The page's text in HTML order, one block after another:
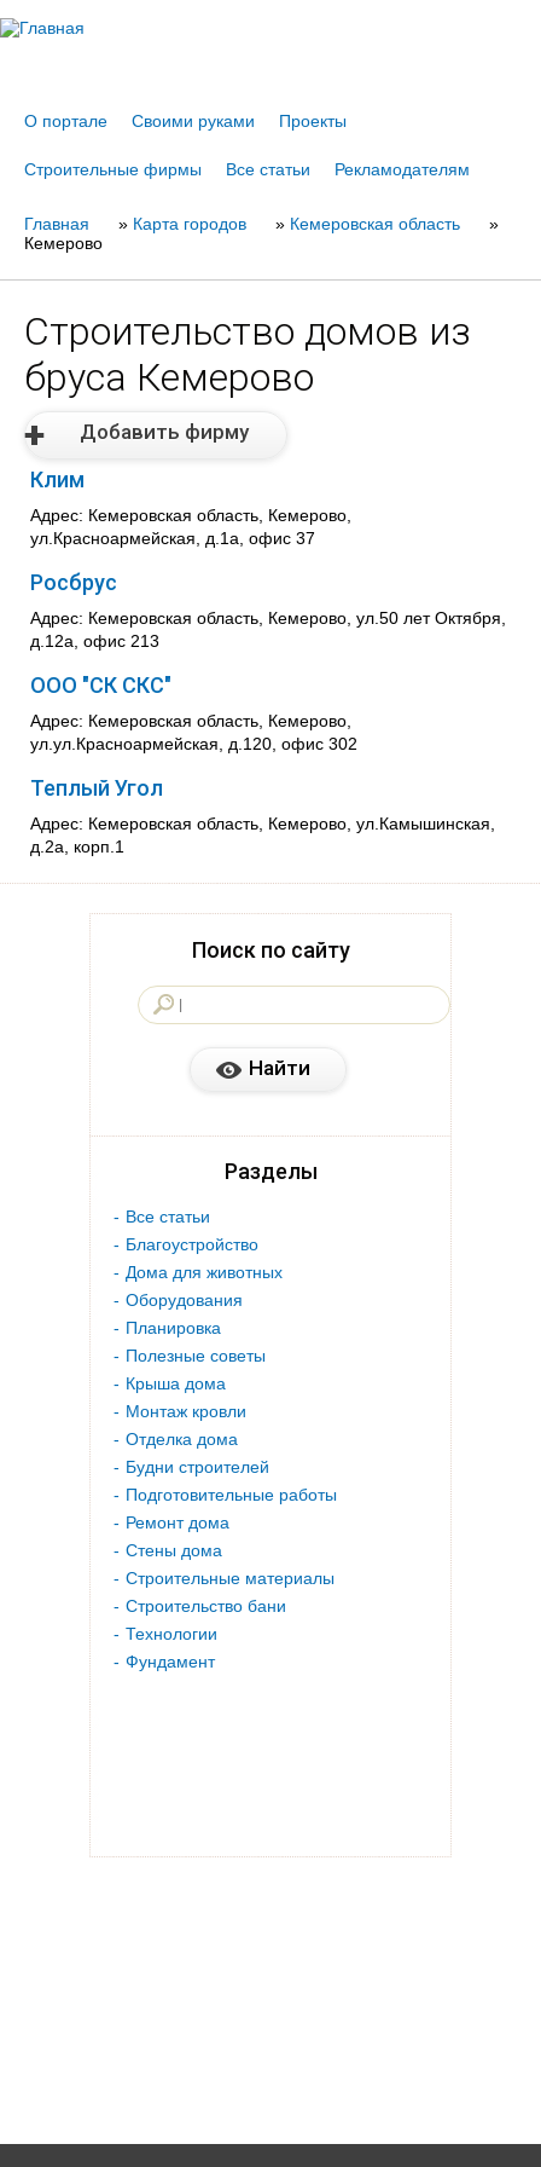
О портале Своими руками Проекты
Строительные фирмы Все статьи Рекламодателям
Вы
Главная » Карта городов » Кемеровская область
»
Кемерово
Строительство домов из
бруса Кемерово
Добавить фирму
Клим
Адрес: Кемеровская область, Кемерово,
ул.Красноармейская, д.1а, офис 37
Росбрус
Адрес: Кемеровская область, Кемерово, ул.50 лет Октября,
д.12а, офис 213
ООО "СК СКС"
Адрес: Кемеровская область, Кемерово,
ул.ул.Красноармейская, д.120, офис 302
Теплый Угол
Адрес: Кемеровская область, Кемерово, ул.Камышинская,
д.2а, корп.1
Поиск по сайту
Разделы
Все статьи
Благоустройство
Дома для животных
Оборудования
Планировка
Полезные советы
Крыша дома
Монтаж кровли
Отделка дома
Будни строителей
Подготовительные работы
Ремонт дома
Стены дома
Строительные материалы
Строительство бани
Технологии
Фундамент